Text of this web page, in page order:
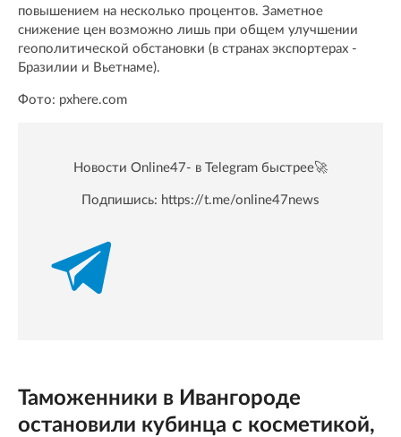
повышением на несколько процентов. Заметное
снижение цен возможно лишь при общем улучшении
геополитической обстановки (в странах экспортерах -
Бразилии и Вьетнаме).
Фото: pxhere.com
Новости Online47- в Telegram быстрее🚀
Подпишись: https://t.me/online47news
Таможенники в Ивангороде
остановили кубинца с косметикой,